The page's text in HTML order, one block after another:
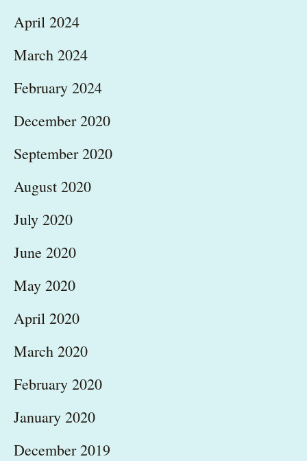
April 2024
March 2024
February 2024
December 2020
September 2020
August 2020
July 2020
June 2020
May 2020
April 2020
March 2020
February 2020
January 2020
December 2019